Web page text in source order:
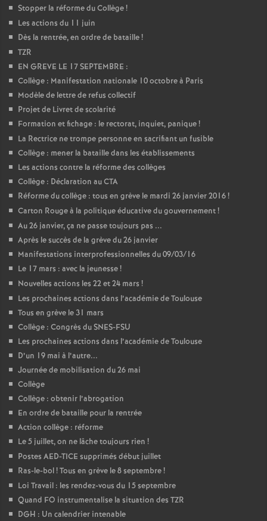
Stopper la réforme du Collège!
Les actions du 11 juin
Dès la rentrée, en ordre de bataille!
TZR
EN GREVE LE 17 SEPTEMBRE :
Collège : Manifestation nationale 10 octobre à Paris
Modèle de lettre de refus collectif
Projet de Livret de scolarité
Formation et fichage : le rectorat, inquiet, panique!
La Rectrice ne trompe personne en sacrifiant un fusible
Collège : mener la bataille dans les établissements
Les actions contre la réforme des collèges
Collège : Déclaration au CTA
Réforme du collège : tous en grève le mardi 26 janvier 2016!
Carton Rouge à la politique éducative du gouvernement!
Au 26 janvier, ça ne passe toujours pas ...
Après le succès de la grève du 26 janvier
Manifestations interprofessionnelles du 09/03/16
Le 17 mars : avec la jeunesse!
Nouvelles actions les 22 et 24 mars !
Les prochaines actions dans l’académie de Toulouse
Tous en grève le 31 mars
Collège : Congrès du SNES-FSU
Les prochaines actions dans l’académie de Toulouse
D’un 19 mai à l’autre...
Journée de mobilisation du 26 mai
Collège
Collège : obtenir l’abrogation
En ordre de bataille pour la rentrée
Action collège : réforme
Le 5 juillet, on ne lâche toujours rien !
Postes AED-TICE supprimés début juillet
Ras-le-bol! Tous en grève le 8 septembre!
Loi Travail : les rendez-vous du 15 septembre
Quand FO instrumentalise la situation des TZR
DGH : Un calendrier intenable